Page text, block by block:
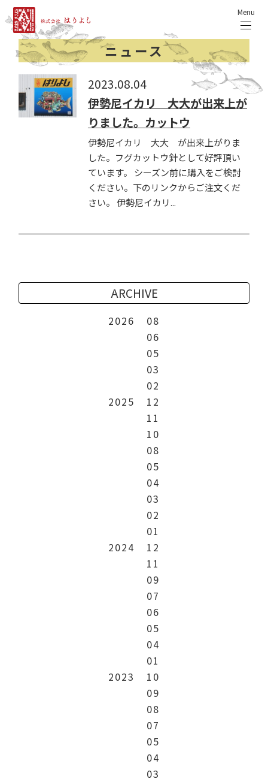
Menu
ニュース
2023.08.04
伊勢尼イカリ 大大が出来上が
りました。カットウ
伊勢尼イカリ 大大 が出来上がりま
した。フグカットウ針として好評頂い
ています。 シーズン前に購入をご検討
ください。下のリンクからご注文くだ
さい。 伊勢尼イカリ...
ARCHIVE
2026
08
06
05
03
02
2025
12
11
10
08
05
04
03
02
01
2024
12
11
09
07
06
05
04
01
2023
10
09
08
07
05
04
03